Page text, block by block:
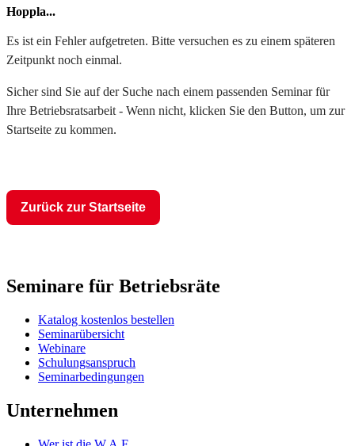
Hoppla...
Es ist ein Fehler aufgetreten. Bitte versuchen es zu einem späteren
Zeitpunkt noch einmal.
Sicher sind Sie auf der Suche nach einem passenden Seminar für
Ihre Betriebsratsarbeit - Wenn nicht, klicken Sie den Button, um zur
Startseite zu kommen.
Zurück zur Startseite
Seminare für Betriebsräte
Katalog kostenlos bestellen
Seminarübersicht
Webinare
Schulungsanspruch
Seminarbedingungen
Unternehmen